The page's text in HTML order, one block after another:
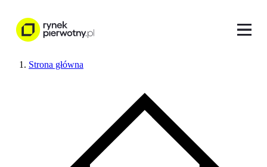
Strona główna